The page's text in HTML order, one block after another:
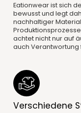
Eationwear ist sich
bewusst und legt
nachhaltiger
achtet nicht nur auf
auch Verantwortung
Verschiedene